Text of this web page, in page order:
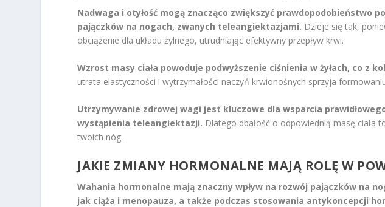
Nadwaga i otyłość mogą znacząco zwiększyć prawdopodobieństwo
pajączków na nogach, zwanych teleangiektazjami. Dzieje się tak,
obciążenie dla układu żylnego, utrudniając efektywny przepływ krwi.
Wzrost masy ciała powoduje podwyższenie ciśnienia w żyłach, co z
utrata elastyczności i wytrzymałości naczyń krwionośnych sprzyja
Utrzymywanie zdrowej wagi jest kluczowe dla wsparcia
wystąpienia teleangiektazji. Dlatego dbałość o odpowiednią masę ciała
twoich nóg.
JAKIE ZMIANY HORMONALNE MAJĄ ROLĘ W
Wahania hormonalne mają znaczny wpływ na rozwój pajączków na
jak ciąża i menopauza, a także podczas stosowania antykoncepcji